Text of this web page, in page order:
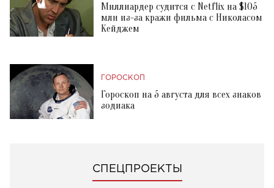
Миллиардер судится с Netflix на $105
млн из-за кражи фильма с Николасом
Кейджем
ГОРОСКОП
Гороскоп на 5 августа для всех знаков
зодиака
СПЕЦПРОЕКТЫ